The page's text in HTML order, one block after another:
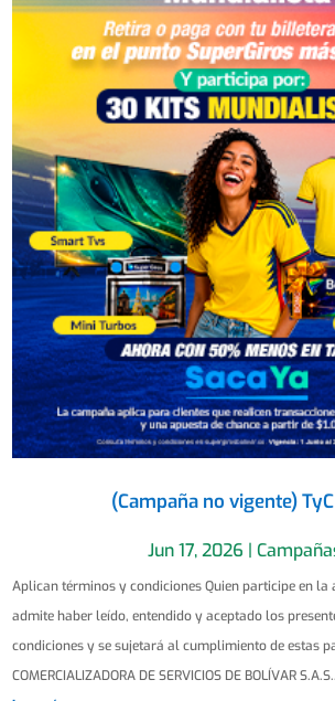
(Campaña no vigente)
Jun 17, 2026 |
Aplican términos y condiciones Quien participe en
admite haber leído, entendido y aceptado los
condiciones y se sujetará al cumplimiento de estas
COMERCIALIZADORA DE SERVICIOS DE BOLÍVAR